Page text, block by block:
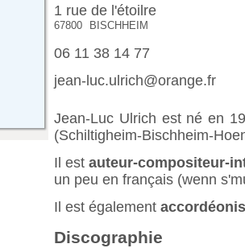
1 rue de l'étoilre
67800 BISCHHEIM
06 11 38 14 77
jean-luc.ulrich@orange.fr
Jean-Luc Ulrich est né en
(Schiltigheim-Bischheim-
Il estauteur-compositeur-
un peu en français (wenn
Il est également
Discographie